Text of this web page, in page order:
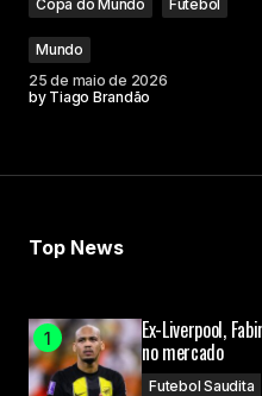
Copa do Mundo Futebol
Mundo
25 de maio de 2026
by Tiago Brandão
Top News
Ex-Liverpool,
no mercado
Futebol Saudita